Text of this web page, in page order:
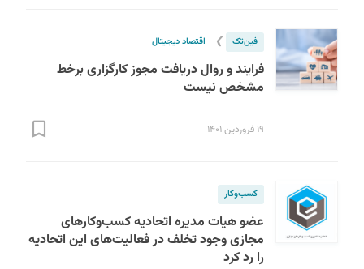
فین‌تک ❯ اقتصاد دیجیتال
فرایند و روال دریافت مجوز کارگزاری برخط
مشخص نیست
۱۹ فروردین ۱۴۰۱
کسب‌و‌کار
عضو هیات مدیره اتحادیه کسب‌وکارهای
مجازی وجود تخلف در فعالیت‌های این اتحادیه
را رد کرد